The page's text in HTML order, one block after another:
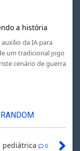
a história
da IA para
um tradicional jogo
cenário de guerra
RANDOM
pediátrica 0